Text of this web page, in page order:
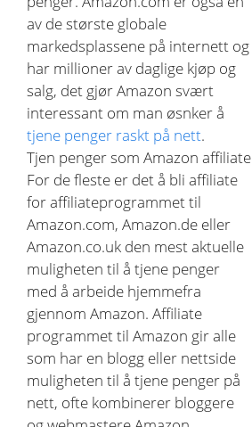
av de største globale
markedsplassene på internett og
har millioner av daglige kjøp og
salg, det gjør Amazon svært
interessant om man øsnker å
tjene penger raskt på nett.
Tjen penger som Amazon affiliate
For de fleste er det å bli affiliate
for affiliateprogrammet til
Amazon.com, Amazon.de eller
Amazon.co.uk den mest aktuelle
muligheten til å tjene penger
med å arbeide hjemmefra
gjennom Amazon. Affiliate
programmet til Amazon gir alle
som har en blogg eller nettside
muligheten til å tjene penger på
nett, ofte kombinerer bloggere